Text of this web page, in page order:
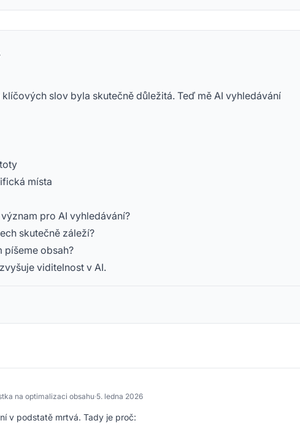
slov byla skutečně důležitá. Teď mě AI vyhledávání
místa
pro AI vyhledávání?
skutečně záleží?
píšeme obsah?
viditelnost v AI.
na optimalizaci obsahu·5. ledna 2026
v podstatě mrtvá. Tady je proč: